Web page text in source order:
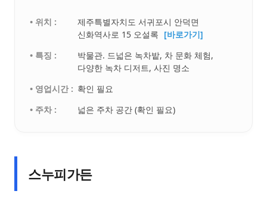
• 위치 :
제주특별자치도 서귀포시 안덕면
신화역사로 15 오설록 [바로가기]
• 특징 :
박물관. 드넓은 녹차밭, 차 문화 체험,
다양한 녹차 디저트, 사진 명소
• 영업시간 : 확인 필요
• 주차 :
넓은 주차 공간 (확인 필요)
스누피가든